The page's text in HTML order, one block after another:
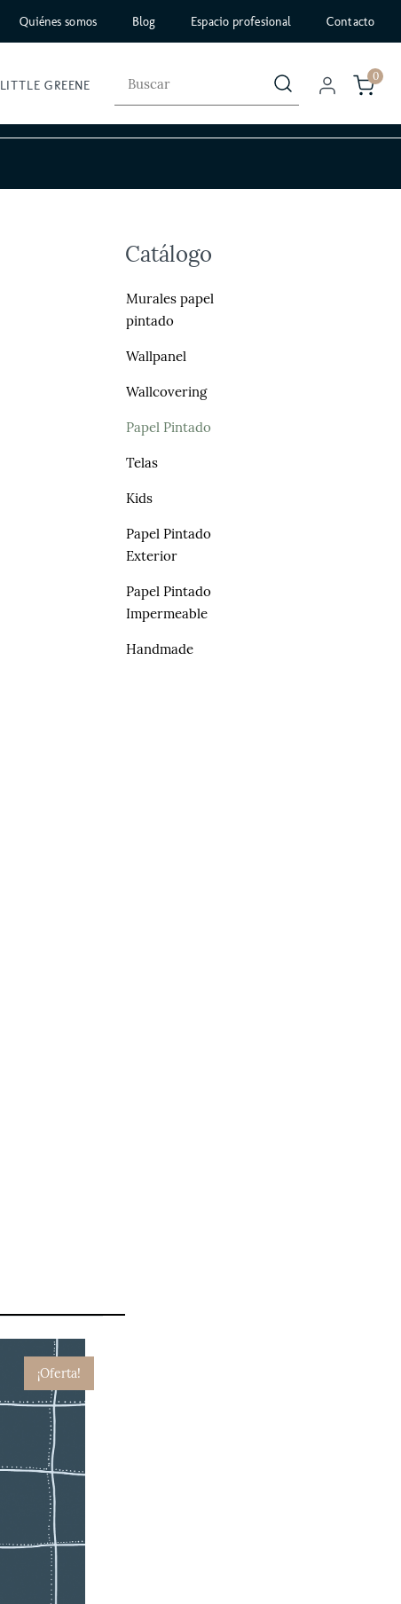
0
LITTLE GREENE
Quiénes somos Blog Espacio profesional Contacto
Catálogo
Murales papel
pintado
Wallpanel
Wallcovering
Papel Pintado
Telas
Kids
Papel Pintado
Exterior
Papel Pintado
Impermeable
Handmade
¡Oferta!